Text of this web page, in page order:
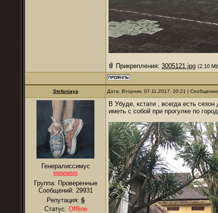
Прикрепления: 3005121.jpg (2.10
Stefaniaya Дата: Вторник, 07.11.2017, 20:21 |
Генералиссимус
Группа: Проверенные
Сообщений: 29931
Репутация: 6
Статус: Offline
В Убуде, кстати , всегда есть
иметь с собой при прогулке по